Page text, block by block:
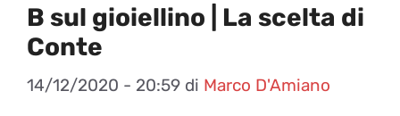
B sul gioiellino | La scelta di
Conte
14/12/2020 - 20:59 di Marco D'Amiano